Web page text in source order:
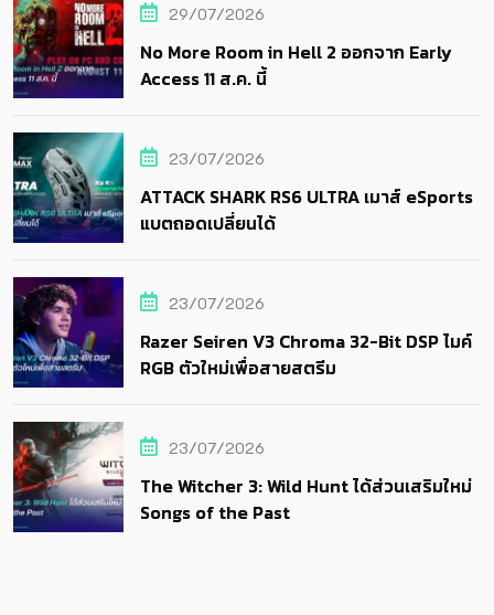
29/07/2026
No More Room in Hell 2 ออกจาก Early
Access 11 ส.ค. นี้
23/07/2026
ATTACK SHARK RS6 ULTRA เมาส์ eSports
แบตถอดเปลี่ยนได้
23/07/2026
Razer Seiren V3 Chroma 32-Bit DSP ไมค์
RGB ตัวใหม่เพื่อสายสตรีม
23/07/2026
The Witcher 3: Wild Hunt ได้ส่วนเสริมใหม่
Songs of the Past